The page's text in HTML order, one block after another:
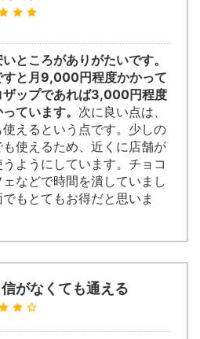
ところがありがたいです。
すと月9,000円程度かかって
ザップであれば3,000円程度
ています。 次に良い点は、
えるという点です。少しの
使えるため、近くに店舗が
ようにしています。チョコ
などで時間を潰していまし
もとてもお得だと思いま
がなくても通える